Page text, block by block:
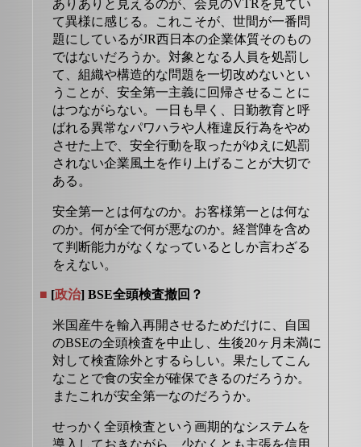
ありありと見えるのが、会見のVTRを見てい
て異様に感じる。これこそが、世間が一番問
題にしているがJR西日本の企業体質そのもの
ではないだろうか。対象となる人員を処罰し
て、組織や構造的な問題を一切改めないとい
うことが、安全第一主義に回帰させることに
はつながらない。一日も早く、日勤教育と呼
ばれる異常なパワハラや人権違反行為をやめ
させた上で、安全行動を取ったがゆえに処罰
されない企業風土を作り上げることが大切で
ある。
安全第一とは何なのか。お客様第一とは何な
のか。何が全で何が悪なのか。経営陣を含め
て判断能力がなくなっているとしか言わざる
をえない。
■ [政治] BSE全頭検査撤回？
米国産牛を輸入再開させるためだけに、自国
のBSEの全頭検査を中止し、生後20ヶ月未満に
対して検査除外とするらしい。果たしてこん
なことで食の安全が確保できるのだろうか。
またこれが安全第一なのだろうか。
せっかく全頭検査という画期的なシステムを